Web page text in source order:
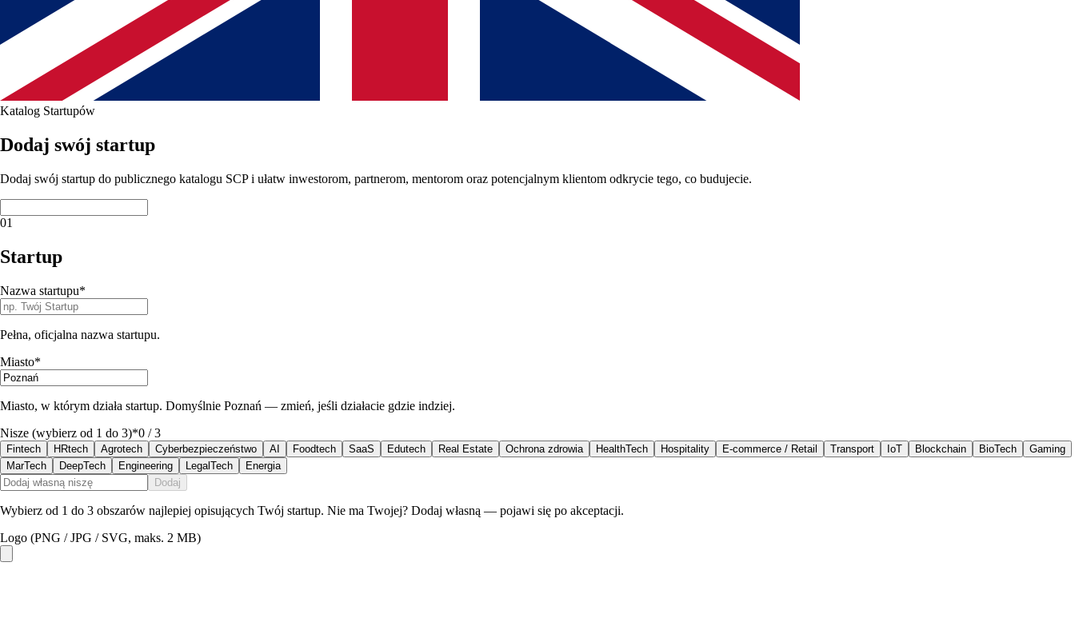
Katalog Startupów
Dodaj swój startup
Dodaj swój startup do publicznego katalogu SCP i ułatw inwestorom, partnerom, mentorom oraz potencjalnym klientom odkrycie tego, co budujecie.
01
Startup
Nazwa startupu*
Pełna, oficjalna nazwa startupu.
Miasto*
Miasto, w którym działa startup. Domyślnie Poznań — zmień, jeśli działacie gdzie indziej.
Nisze (wybierz od 1 do 3)*0 / 3
Fintech HRtech Agrotech Cyberbezpieczeństwo AI Foodtech SaaS Edutech Real Estate Ochrona zdrowia HealthTech Hospitality E-commerce / Retail Transport IoT Blockchain BioTech
Gaming
MarTech
DeepTech Engineering LegalTech
Energia
Dodaj
Wybierz od 1 do 3 obszarów najlepiej opisujących Twój startup. Nie ma Twojej? Dodaj własną — pojawi się po akceptacji.
Logo (PNG / JPG / SVG, maks. 2 MB)